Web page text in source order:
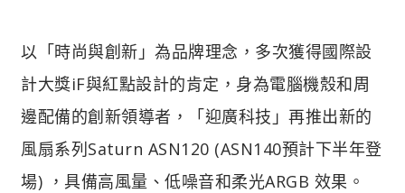
以「時尚與創新」為品牌理念，多次獲得國際設
計大獎iF與紅點設計的肯定，身為電腦機殼和周
邊配備的創新領導者，「迎廣科技」再推出新的
風扇系列Saturn ASN120 (ASN140預計下半年登
場) ，具備高風量、低噪音和柔光ARGB 效果。